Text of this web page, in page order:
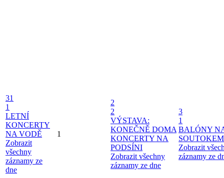
31
1
LETNÍ
KONCERTY
NA VODĚ
Zobrazit
všechny
záznamy ze
dne
1
2
2
VÝSTAVA:
KONEČNĚ DOMA
KONCERTY NA
PODSÍNI
Zobrazit všechny
záznamy ze dne
3
1
BALÓNY
SOUTOKEM
Zobrazit
záznamy ze